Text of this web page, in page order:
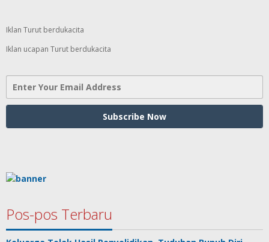
Iklan Turut berdukacita
Iklan ucapan Turut berdukacita
Pos-pos Terbaru